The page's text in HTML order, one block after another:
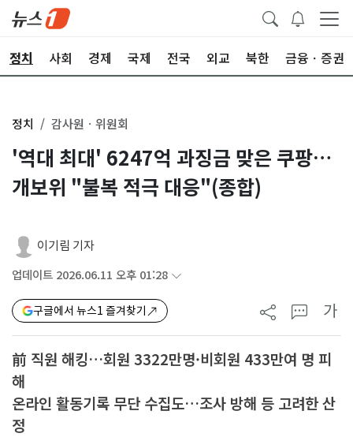
정치 사회 경제 국제 전국 외교 북한 금융ㆍ증권
정치 감사원ㆍ위원회
'역대 최대' 6247억 과징금 맞은 쿠팡…
개보위 "불복 적극 대응"(종합)
이기림 기자
업데이트 2026.06.11 오후 01:28
구글에서 뉴스1 즐겨찾기 가
前 직원 해킹…회원 3322만명·비회원 433만여 명 피
해
온라인 활동기록 무단 수집도…조사 방해 등 고려한 산
정